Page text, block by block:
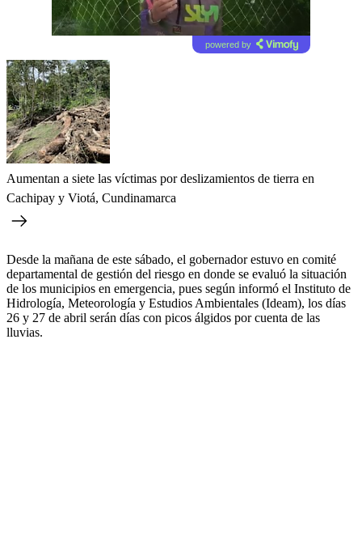
powered by
Aumentan a siete las víctimas por deslizamientos de tierra en
Cachipay y Viotá, Cundinamarca
Desde la mañana de este sábado, el gobernador estuvo en comité
departamental de gestión del riesgo en donde se evaluó la situación
de los municipios en emergencia, pues según informó el Instituto de
Hidrología, Meteorología y Estudios Ambientales (Ideam), los días
26 y 27 de abril serán días con picos álgidos por cuenta de las
lluvias.